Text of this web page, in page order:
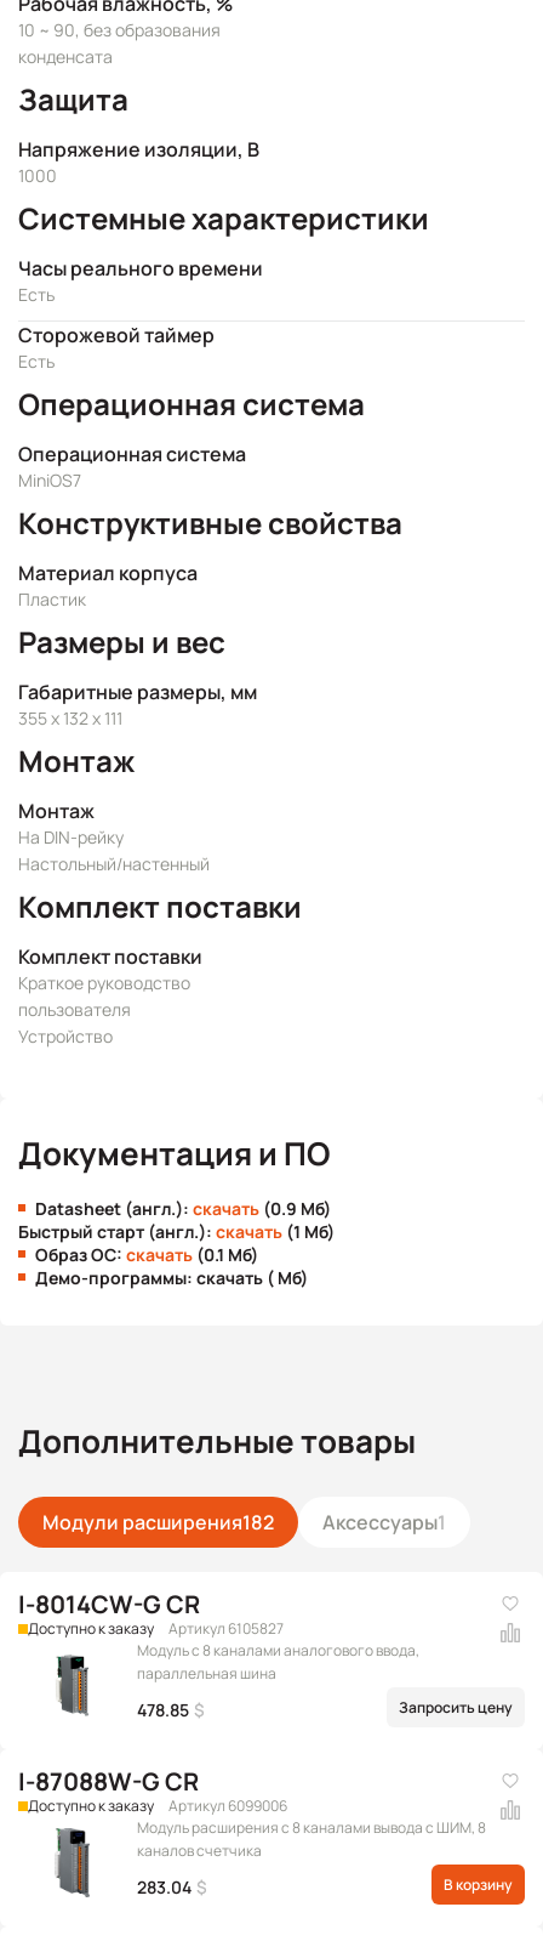
10 ~ 90, без образования
конденсата
Защита
Напряжение изоляции, В
1000
Системные характеристики
Часы реального времени
Есть
Сторожевой таймер
Есть
Операционная система
Операционная система
MiniOS7
Конструктивные свойства
Материал корпуса
Пластик
Размеры и вес
Габаритные размеры, мм
355 x 132 x 111
Монтаж
Монтаж
На DIN-рейку
Настольный/настенный
Комплект поставки
Комплект поставки
Краткое руководство
пользователя
Устройство
Документация и ПО
Datasheet (англ.): скачать (0.9 Мб)
Быстрый старт (англ.): скачать (1 Мб)
Образ ОС: скачать (0.1 Мб)
Демо-программы: скачать ( Мб)
Дополнительные товары
Модули расширения182 Аксессуары1
I-8014CW-G CR
Доступно к заказу
Артикул 6105827
Модуль с 8 каналами аналогового ввода,
параллельная шина
478.85 $ Запросить цену
I-87088W-G CR
Доступно к заказу
Артикул 6099006
Модуль расширения c 8 каналами вывода с ШИМ, 8
каналов счетчика
283.04 $ В корзину